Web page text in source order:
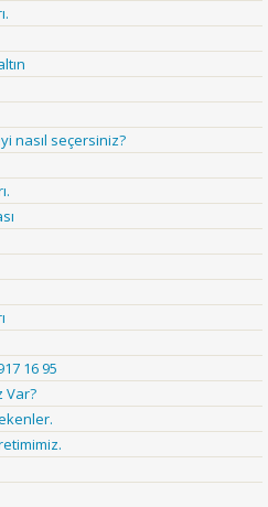
nasıl seçersiniz?
16 95
Var?